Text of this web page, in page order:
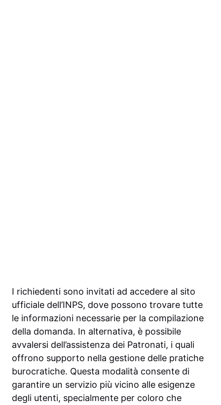
I richiedenti sono invitati ad accedere al sito
ufficiale dell’INPS, dove possono trovare tutte
le informazioni necessarie per la compilazione
della domanda. In alternativa, è possibile
avvalersi dell’assistenza dei Patronati, i quali
offrono supporto nella gestione delle pratiche
burocratiche. Questa modalità consente di
garantire un servizio più vicino alle esigenze
degli utenti, specialmente per coloro che